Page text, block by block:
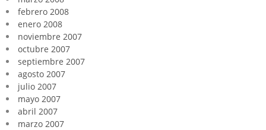
febrero 2008
enero 2008
noviembre 2007
octubre 2007
septiembre 2007
agosto 2007
julio 2007
mayo 2007
abril 2007
marzo 2007